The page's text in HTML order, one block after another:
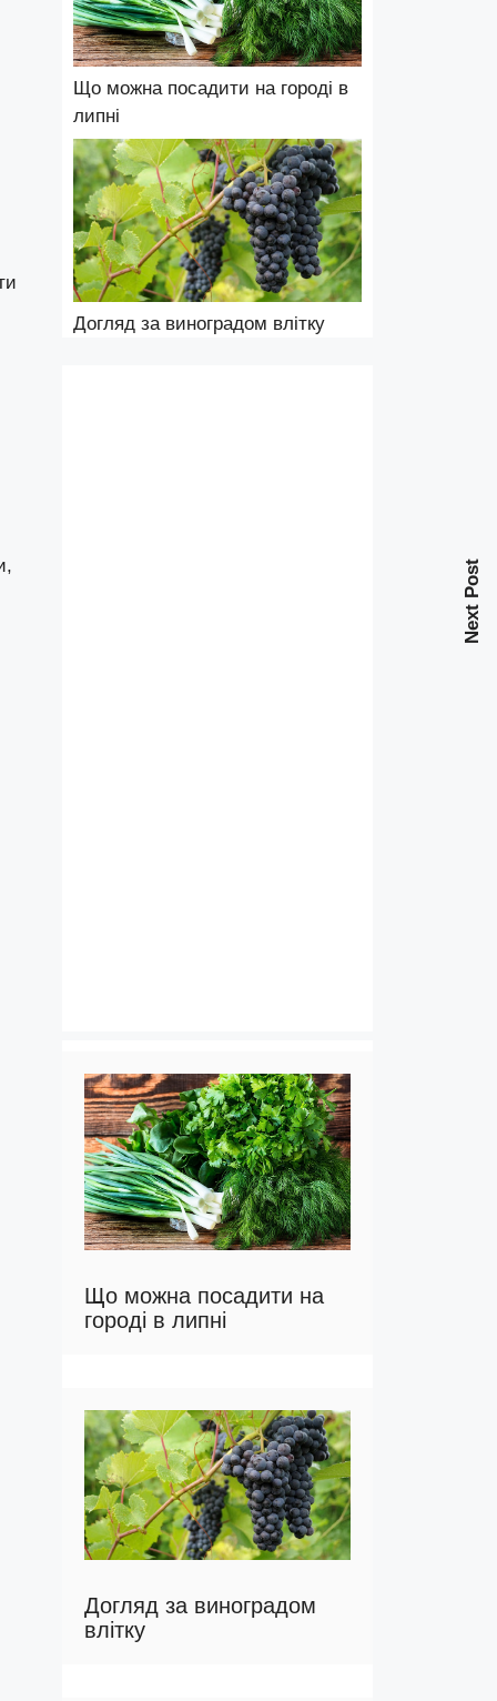
Next Post
Що можна посадити на городі в
липні
Догляд за виноградом влітку
Що можна посадити на
городі в липні
Догляд за виноградом
влітку